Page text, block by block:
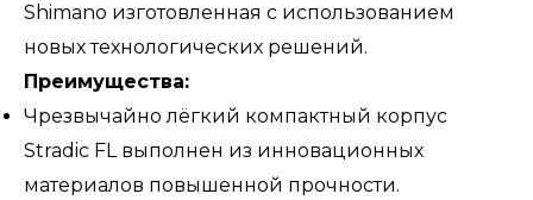
Shimano изготовленная с использованием
новых технологических решений.
Преимущества:
Чрезвычайно лёгкий компактный корпус
Stradic FL выполнен из инновационных
материалов повышенной прочности.